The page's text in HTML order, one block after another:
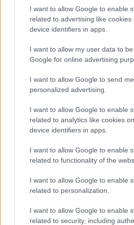
I want to allow Google to enable
related to advertising like cookies
device identifiers in apps.
I want to allow my user data to
Google for online advertising
I want to allow Google to send me
personalized advertising.
I want to allow Google to enable
related to analytics like cookies
device identifiers in apps.
I want to allow Google to enable
related to functionality of the
I want to allow Google to enable
related to personalization.
I want to allow Google to enable
related to security, including
funkció, amely
meg a
2026.06.14| Android
Android már évek óta olyan
amelyek maguktól dolgoznak a
Ez a rejtett Samsung
megváltoztatja a
sokan mégsem
2026.07.12| Android
Az Edge Panel az egyik
jelentősen felgyorsítja a mindennapi
miközben a Pixel telefonokból
KAPCSOLÓDÓ HÍREK